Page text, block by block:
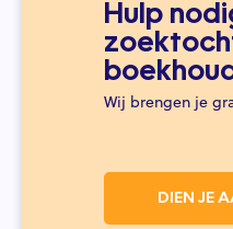
Hulp
Wij brengen je
DIEN JE